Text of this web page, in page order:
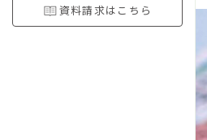
資料請求はこちら